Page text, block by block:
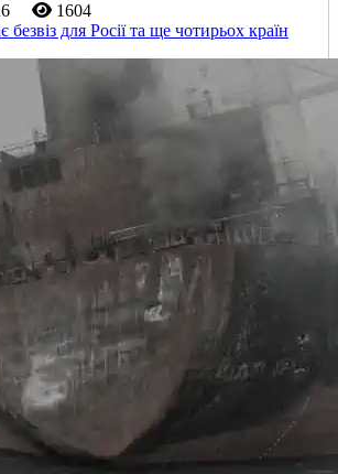
1604
безвіз для Росії та ще чотирьох країн